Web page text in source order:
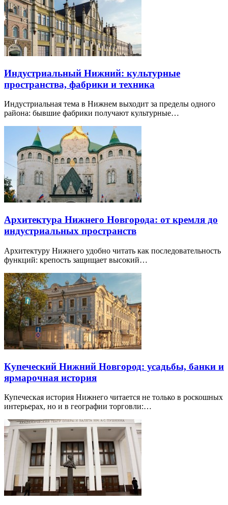
Индустриальный Нижний: культурные
пространства, фабрики и техника
Индустриальная тема в Нижнем выходит за пределы одного
района: бывшие фабрики получают культурные…
Архитектура Нижнего Новгорода: от кремля до
индустриальных пространств
Архитектуру Нижнего удобно читать как последовательность
функций: крепость защищает высокий…
Купеческий Нижний Новгород: усадьбы, банки и
ярмарочная история
Купеческая история Нижнего читается не только в роскошных
интерьерах, но и в географии торговли:…